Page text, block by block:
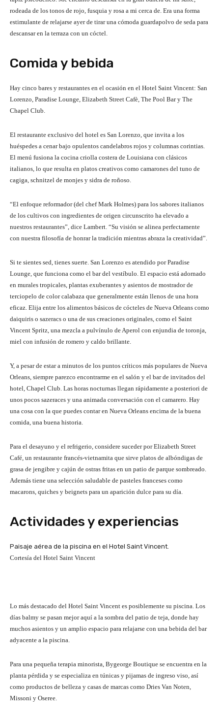
rodeada de los tonos de rojo, fusquia y rosa a mi cerca de. Era una forma
estimulante de relajarse ayer de tirar una cómoda guardapolvo de seda para
descansar en la terraza con un cóctel.
Comida y bebida
Hay cinco bares y restaurantes en el ocasión en el Hotel Saint Vincent: San
Lorenzo, Paradise Lounge, Elizabeth Street Cafè, The Pool Bar y The
Chapel Club.
El restaurante exclusivo del hotel es San Lorenzo, que invita a los
huéspedes a cenar bajo opulentos candelabros rojos y columnas corintias.
El menú fusiona la cocina criolla costera de Louisiana con clásicos
italianos, lo que resulta en platos creativos como camarones del tuno de
cagiga, schnitzel de monjes y sidra de roñoso.
“El enfoque reformador (del chef Mark Holmes) para los sabores italianos
de los cultivos con ingredientes de origen circunscrito ha elevado a
nuestros restaurantes”, dice Lambert. “Su visión se alinea perfectamente
con nuestra filosofía de honrar la tradición mientras abraza la creatividad”.
Si te sientes sed, tienes suerte. San Lorenzo es atendido por Paradise
Lounge, que funciona como el bar del vestíbulo. El espacio está adornado
en murales tropicales, plantas exuberantes y asientos de mostrador de
terciopelo de color calabaza que generalmente están llenos de una hora
eficaz. Elija entre los alimentos básicos de cócteles de Nueva Orleans como
daiquiris o sazeracs o una de sus creaciones originales, como el Saint
Vincent Spritz, una mezcla a pulvínulo de Aperol con enjundia de toronja,
miel con infusión de romero y caldo brillante.
Y, a pesar de estar a minutos de los puntos críticos más populares de Nueva
Orleans, siempre parezco encontrarme en el salón y el bar de invitados del
hotel, Chapel Club. Las horas nocturnas llegan rápidamente a posteriori de
unos pocos sazeraces y una animada conversación con el camarero. Hay
una cosa con la que puedes contar en Nueva Orleans encima de la buena
comida, una buena historia.
Para el desayuno y el refrigerio, considere suceder por Elizabeth Street
Café, un restaurante francés-vietnamita que sirve platos de albóndigas de
grasa de jengibre y cajún de ostras fritas en un patio de parque sombreado.
Además tiene una selección saludable de pasteles franceses como
macarons, quiches y beignets para un aparición dulce para su día.
Actividades y experiencias
Paisaje aérea de la piscina en el Hotel Saint Vincent.
Cortesía del Hotel Saint Vincent
Lo más destacado del Hotel Saint Vincent es posiblemente su piscina. Los
días balmy se pasan mejor aquí a la sombra del patio de teja, donde hay
muchos asientos y un amplio espacio para relajarse con una bebida del bar
adyacente a la piscina.
Para una pequeña terapia minorista, Bygeorge Boutique se encuentra en la
planta pérdida y se especializa en túnicas y pijamas de ingreso viso, así
como productos de belleza y casas de marcas como Dries Van Noten,
Missoni y Oseree.